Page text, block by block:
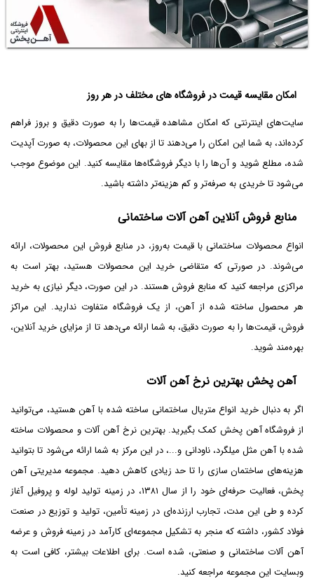
امکان مقایسه قیمت در فروشگاه های مختلف در هر روز
سایت‌های اینترنتی که امکان مشاهده قیمت‌ها را به صورت دقیق و بروز فراهم
کرده‌اند، به شما این امکان را می‌دهند تا از بهای این محصولات، به صورت آپدیت
شده، مطلع شوید و آن‌ها را با دیگر فروشگاه‌ها مقایسه کنید. این موضوع موجب
می‌شود تا خریدی به صرفه‌تر و کم هزینه‌تر داشته باشید.
منابع فروش آنلاین آهن آلات ساختمانی
انواع محصولات ساختمانی با قیمت به‌روز، در منابع فروش این محصولات، ارائه
می‌شوند. در صورتی که متقاضی خرید این محصولات هستید، بهتر است به
مراکزی مراجعه کنید که منابع فروش هستند. در این صورت، دیگر نیازی به خرید
هر محصول ساخته شده از آهن، از یک فروشگاه متفاوت ندارید. این مراکز
فروش، قیمت‌ها را به صورت دقیق، به شما ارائه می‌دهد تا از مزایای خرید آنلاین،
بهره‌مند شوید.
آهن پخش بهترین نرخ آهن آلات
اگر به دنبال خرید انواع متریال ساختمانی ساخته شده با آهن هستید، می‌توانید
از فروشگاه آهن پخش کمک بگیرید. بهترین نرخ آهن آلات و محصولات ساخته
شده با آهن مثل میلگرد، ناودانی و...، در این مرکز به شما ارائه می‌شود تا بتوانید
هزینه‌های ساختمان سازی را تا حد زیادی کاهش دهید. مجموعه مدیریتی آهن
پخش، فعالیت حرفه‌ای خود را از سال ۱۳۸۱، در زمینه تولید لوله و پروفیل آغاز
کرده و طی این مدت، تجارب ارزنده‌ای در زمینه تأمین، تولید و توزیع در صنعت
فولاد کشور، داشته که منجر به تشکیل مجموعه‌ای کارآمد در زمینه فروش و عرضه
آهن آلات ساختمانی و صنعتی، شده است. برای اطلاعات بیشتر، کافی است به
وبسایت این مجموعه مراجعه کنید.